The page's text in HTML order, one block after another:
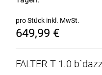
Gepäckträger: MATRIX
Schutzbleche: SKS
Ständer: Olona Aluminium
Gewicht: 16,5 kg
Zulässiges
pro Stück inkl. MwSt.
649,99 €
FALTER T 1.0